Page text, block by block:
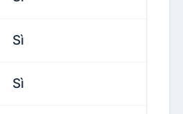
Sì
Sì